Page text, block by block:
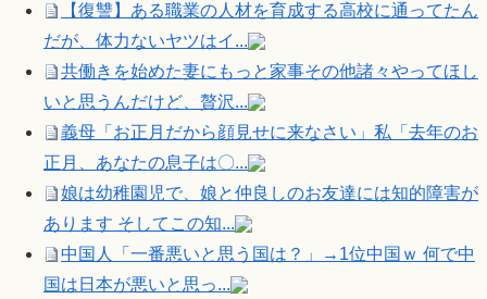
【復讐】ある職業の人材を育成する高校に通ってたん
だが、体力ないヤツはイ...
共働きを始めた妻にもっと家事その他諸々やってほし
いと思うんだけど、贅沢...
義母「お正月だから顔見せに来なさい」私「去年のお
正月、あなたの息子は〇...
娘は幼稚園児で、娘と仲良しのお友達には知的障害が
あります そしてこの知...
中国人「一番悪いと思う国は？」→1位中国ｗ 何で中
国は日本が悪いと思っ...